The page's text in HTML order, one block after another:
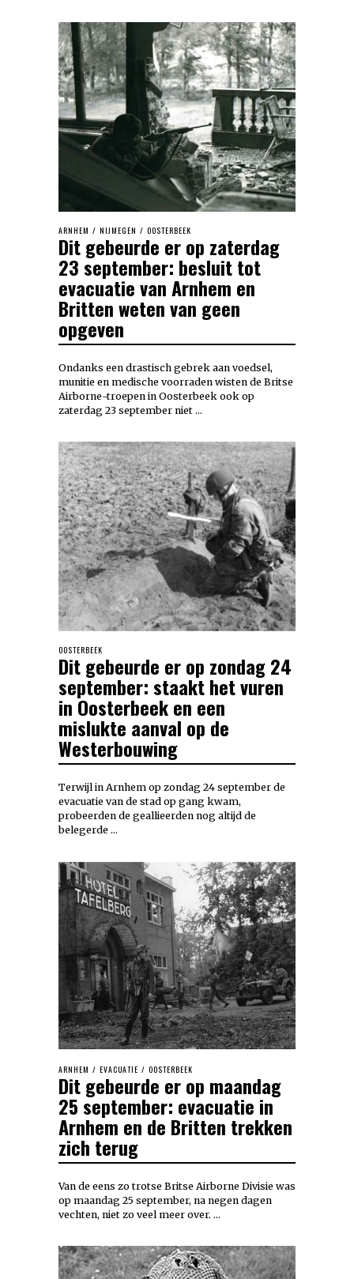
ARNHEM / NIJMEGEN / OOSTERBEEK
Dit gebeurde er op zaterdag
23 september: besluit tot
evacuatie van Arnhem en
Britten weten van geen
opgeven
Ondanks een drastisch gebrek aan voedsel,
munitie en medische voorraden wisten de Britse
Airborne-troepen in Oosterbeek ook op
zaterdag 23 september niet …
OOSTERBEEK
Dit gebeurde er op zondag 24
september: staakt het vuren
in Oosterbeek en een
mislukte aanval op de
Westerbouwing
Terwijl in Arnhem op zondag 24 september de
evacuatie van de stad op gang kwam,
probeerden de geallieerden nog altijd de
belegerde …
ARNHEM / EVACUATIE / OOSTERBEEK
Dit gebeurde er op maandag
25 september: evacuatie in
Arnhem en de Britten trekken
zich terug
Van de eens zo trotse Britse Airborne Divisie was
op maandag 25 september, na negen dagen
vechten, niet zo veel meer over. …